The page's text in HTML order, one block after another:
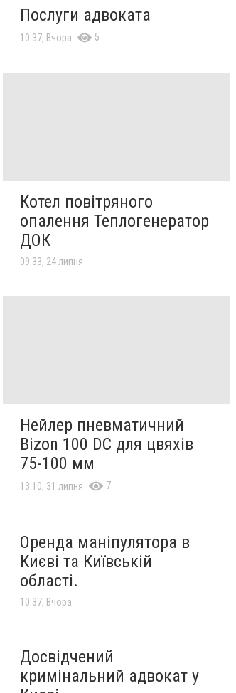
Послуги адвоката
10:37, Вчора 5
Котел повітряного
опалення Теплогенератор
ДОК
09:33, 24 липня
Нейлер пневматичний
Bizon 100 DC для цвяхів
75-100 мм
13:10, 31 липня 7
Оренда маніпулятора в
Києві та Київській
області.
10:37, Вчора
Досвідчений
кримінальний адвокат у